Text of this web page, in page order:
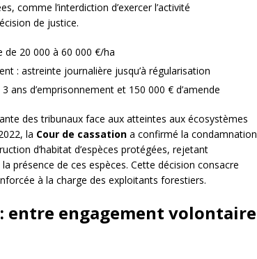
comme l’interdiction d’exercer l’activité
de justice.
de 20 000 à 60 000 €/ha
: astreinte journalière jusqu’à régularisation
ans d’emprisonnement et 150 000 € d’amende
des tribunaux face aux atteintes aux écosystèmes
la Cour de cassation a confirmé la condamnation
d’habitat d’espèces protégées, rejetant
présence de ces espèces. Cette décision consacre
à la charge des exploitants forestiers.
engagement volontaire